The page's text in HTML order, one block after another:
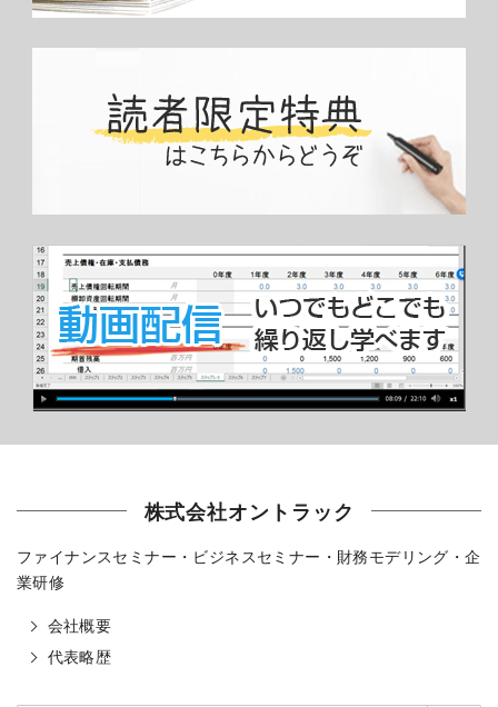
株式会社オントラック
ファイナンスセミナー・ビジネスセミナー・財務モデリング・企
業研修
会社概要
代表略歴